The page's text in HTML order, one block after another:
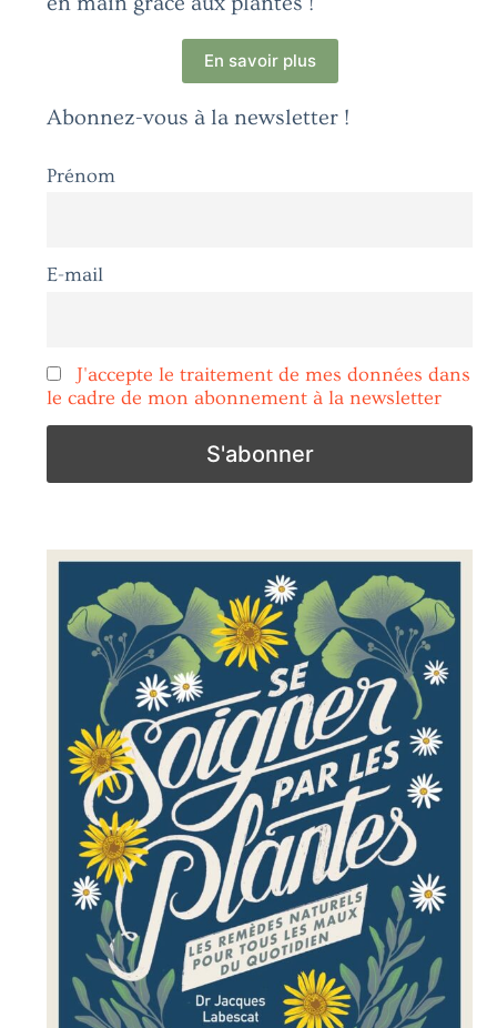
En savoir plus
Abonnez-vous à la newsletter !
Prénom
E-mail
J'accepte le traitement de mes données dans
le cadre de mon abonnement à la newsletter